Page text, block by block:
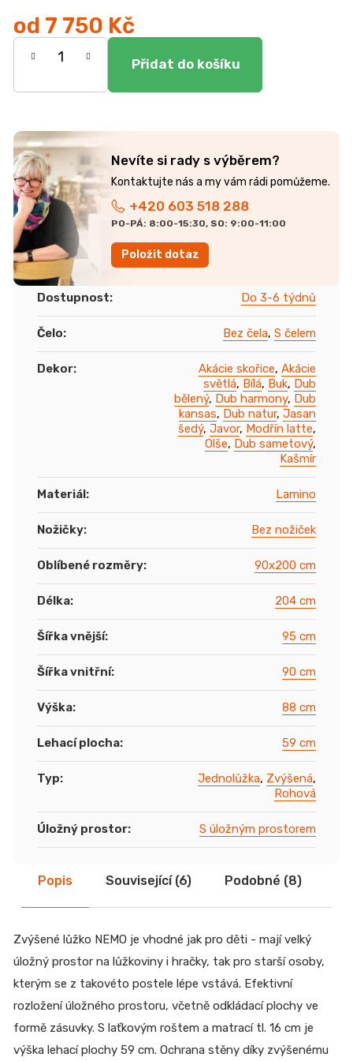
od 7 750 Kč
Měrná
Dostupnost: Do 3-6 týdnů
Čelo: Bez čela, S čelem
Dekor: Akácie skořice, Akácie
světlá, Bílá, Buk, Dub
bělený, Dub harmony, Dub
kansas, Dub natur, Jasan
šedý, Javor, Modřín latte,
Olše, Dub sametový,
Kašmír
Materiál: Lamino
Nožičky: Bez nožiček
Oblíbené rozměry: 90x200 cm
Délka: 204 cm
Šířka vnější: 95 cm
Šířka vnitřní: 90 cm
Výška: 88 cm
Lehací plocha: 59 cm
Typ: Jednolůžka, Zvýšená,
Rohová
Úložný prostor: S úložným prostorem
Nevíte si rady s výběrem?
+420 603 518 288
PO-PÁ: 8:00-15:30, SO: 9:00-11:00
Položit dotaz
Popis Související (6) Podobné (8)
Zvýšené lůžko NEMO je vhodné jak pro děti - mají velký
úložný prostor na lůžkoviny i hračky, tak pro starší osoby,
kterým se z takovéto postele lépe vstává. Efektivní
rozložení úložného prostoru, včetně odkládací plochy ve
formě zásuvky. S laťkovým roštem a matrací tl. 16 cm je
výška lehací plochy 59 cm. Ochrana stěny díky zvýšenému